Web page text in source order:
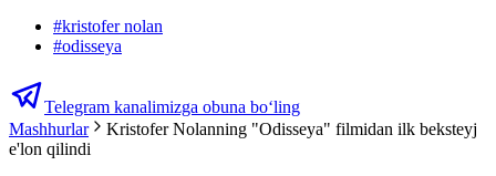
#kristofer nolan
#odisseya
Telegram kanalimizga obuna bo‘ling
Mashhurlar
Kristofer Nolanning "Odisseya" filmidan ilk beksteyj
e'lon qilindi